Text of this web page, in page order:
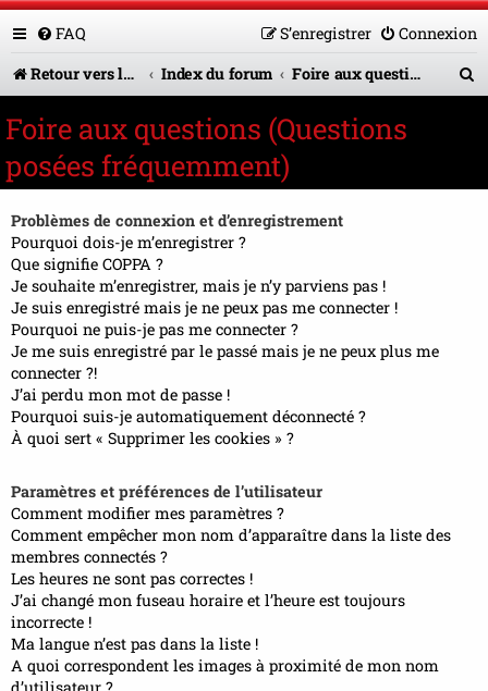
FAQ Connexion
S’enregistrer
Retour vers le site U.A.G.R.
Index du forum Foire aux questions (Questions posées fréquemment)
Foire aux questions (Questions
posées fréquemment)
Problèmes de connexion et d’enregistrement
Pourquoi dois-je m’enregistrer ?
Que signifie COPPA ?
Je souhaite m’enregistrer, mais je n’y parviens pas !
Je suis enregistré mais je ne peux pas me connecter !
Pourquoi ne puis-je pas me connecter ?
Je me suis enregistré par le passé mais je ne peux plus me
connecter ?!
J’ai perdu mon mot de passe !
Pourquoi suis-je automatiquement déconnecté ?
À quoi sert « Supprimer les cookies » ?
Paramètres et préférences de l’utilisateur
Comment modifier mes paramètres ?
Comment empêcher mon nom d’apparaître dans la liste des
membres connectés ?
Les heures ne sont pas correctes !
J’ai changé mon fuseau horaire et l’heure est toujours
incorrecte !
Ma langue n’est pas dans la liste !
A quoi correspondent les images à proximité de mon nom